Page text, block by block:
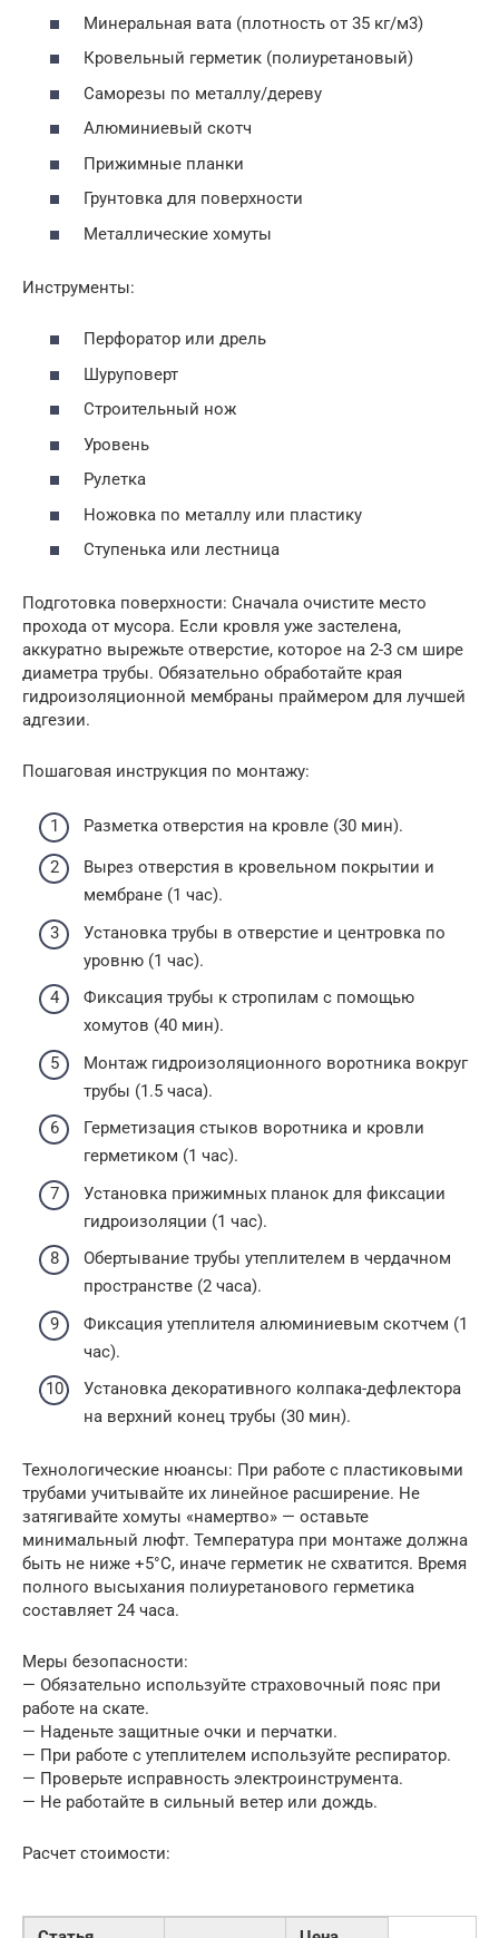
Минеральная вата (плотность от 35 кг/м3)
Кровельный герметик (полиуретановый)
Саморезы по металлу/дереву
Алюминиевый скотч
Прижимные планки
Грунтовка для поверхности
Металлические хомуты
Инструменты:
Перфоратор или дрель
Шуруповерт
Строительный нож
Уровень
Рулетка
Ножовка по металлу или пластику
Ступенька или лестница
Подготовка поверхности: Сначала очистите место
прохода от мусора. Если кровля уже застелена,
аккуратно вырежьте отверстие, которое на 2-3 см шире
диаметра трубы. Обязательно обработайте края
гидроизоляционной мембраны праймером для лучшей
адгезии.
Пошаговая инструкция по монтажу:
Разметка отверстия на кровле (30 мин).
Вырез отверстия в кровельном покрытии и
мембране (1 час).
Установка трубы в отверстие и центровка по
уровню (1 час).
Фиксация трубы к стропилам с помощью
хомутов (40 мин).
Монтаж гидроизоляционного воротника вокруг
трубы (1.5 часа).
Герметизация стыков воротника и кровли
герметиком (1 час).
Установка прижимных планок для фиксации
гидроизоляции (1 час).
Обертывание трубы утеплителем в чердачном
пространстве (2 часа).
Фиксация утеплителя алюминиевым скотчем (1
час).
Установка декоративного колпака-дефлектора
на верхний конец трубы (30 мин).
Технологические нюансы: При работе с пластиковыми
трубами учитывайте их линейное расширение. Не
затягивайте хомуты «намертво» — оставьте
минимальный люфт. Температура при монтаже должна
быть не ниже +5°C, иначе герметик не схватится. Время
полного высыхания полиуретанового герметика
составляет 24 часа.
Меры безопасности:
— Обязательно используйте страховочный пояс при
работе на скате.
— Наденьте защитные очки и перчатки.
— При работе с утеплителем используйте респиратор.
— Проверьте исправность электроинструмента.
— Не работайте в сильный ветер или дождь.
Расчет стоимости: